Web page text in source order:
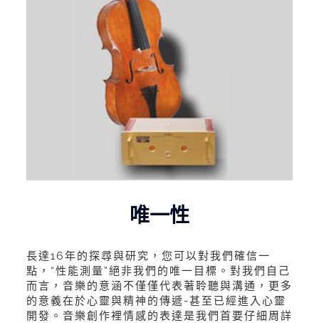
唯一性
長達16年的探尋與研究，您可以對我們確信一
點，“性能測量”絕非我們的唯一目標。對我們自己
而言，音樂的意涵不僅僅代表著聆聽與溝通，更多
的意義在於心靈與精神的傳遞-甚至已經進入心靈
開發。音樂創作裡情感的表達是我們首要仔細周詳